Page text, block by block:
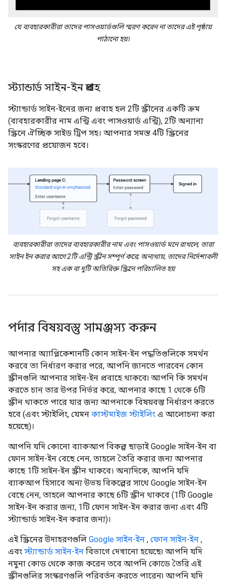
যে ব্যবহারকারীরা তাদের পাসওয়ার্ডগুলি স্মরণ করেন না তাদের এই পৃষ্ঠায়
পাঠানো হয়৷
স্ট্যান্ডার্ড সাইন-ইন প্রবাহ
স্ট্যান্ডার্ড সাইন-ইনের জন্য প্রবাহ হল 2টি স্ক্রীনের একটি ক্রম
(ব্যবহারকারীর নাম এন্ট্রি এবং পাসওয়ার্ড এন্ট্রি), 2টি অন্যান্য
স্ক্রিনে ঐচ্ছিক সাইড ট্রিপ সহ। আপনার সমস্ত 4টি স্ক্রিনের
সংস্করণের প্রয়োজন হবে।
ব্যবহারকারীরা তাদের ব্যবহারকারীর নাম এবং পাসওয়ার্ড মনে রাখলে, তারা
সাইন ইন করার আগে 2টি এন্ট্রি স্ক্রীন সম্পূর্ণ করে; অন্যথায়, তাদের নির্দেশাবলী
সহ এক বা দুটি অতিরিক্ত স্ক্রিনে পরিচালিত হয়
পর্দার বিষয়বস্তু সামঞ্জস্য করুন
আপনার অ্যাপ্লিকেশানটি কোন সাইন-ইন পদ্ধতিগুলিকে সমর্থন
করবে তা নির্ধারণ করার পরে, আপনি জানতে পারবেন কোন
স্ক্রীনগুলি আপনার সাইন-ইন প্রবাহে থাকবে৷ আপনি কি সমর্থন
করতে চান তার উপর নির্ভর করে, আপনার কাছে 1 থেকে 6টি
স্ক্রীন থাকতে পারে যার জন্য আপনাকে বিষয়বস্তু নির্ধারণ করতে
হবে (এবং স্টাইলিং, যেমন কাস্টমাইজ স্টাইলিং এ আলোচনা করা
হয়েছে)।
আপনি যদি কোনো ব্যাকআপ বিকল্প ছাড়াই Google সাইন-ইন বা
ফোন সাইন-ইন বেছে নেন, তাহলে তৈরি করার জন্য আপনার
কাছে 1টি সাইন-ইন স্ক্রীন থাকবে। অন্যদিকে, আপনি যদি
ব্যাকআপ হিসাবে অন্য উভয় বিকল্পের সাথে Google সাইন-ইন
বেছে নেন, তাহলে আপনার কাছে 6টি স্ক্রীন থাকবে (1টি Google
সাইন-ইন করার জন্য, 1টি ফোন সাইন-ইন করার জন্য এবং 4টি
স্ট্যান্ডার্ড সাইন-ইন করার জন্য)।
এই স্ক্রিনের উদাহরণগুলি Google সাইন-ইন , ফোন সাইন-ইন ,
এবং স্ট্যান্ডার্ড সাইন-ইন বিভাগে দেখানো হয়েছে৷ আপনি যদি
নমুনা কোড থেকে কাজ করেন তবে আপনি কোডে তৈরি এই
স্ক্রীনগুলির সংস্করণগুলি পরিবর্তন করতে পারেন৷ আপনি যদি